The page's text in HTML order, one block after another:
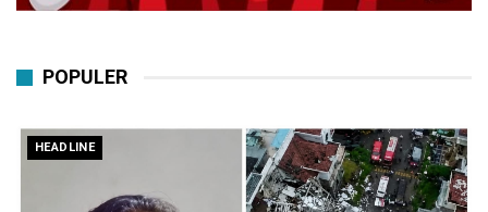
POPULER
HEADLINE